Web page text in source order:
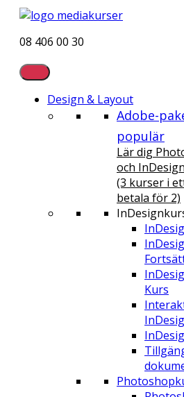
08 406 00 30
Design & Layout
Adobe-
populär
Lär dig
och InDesign
(3 kurser i
betala för 2)
Kurs